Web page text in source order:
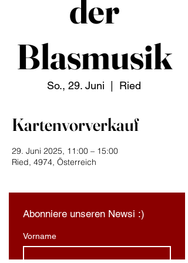
der
Blasmusik
So., 29. Juni Ried
Kartenvorverkauf
29. Juni 2025, 11:00 – 15:00
Ried, 4974, Österreich
Abonniere unseren Newsi :)
Vorname